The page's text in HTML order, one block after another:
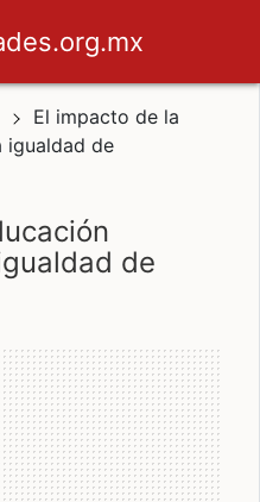
El impacto de la
igualdad de
de